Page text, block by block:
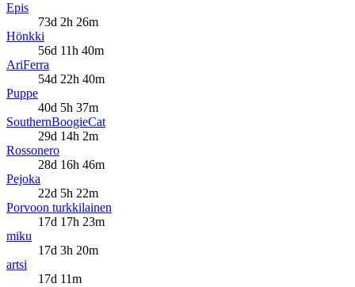
Epis
73d 2h 26m
Hönkki
56d 11h 40m
AriFerra
54d 22h 40m
Puppe
40d 5h 37m
SouthernBoogieCat
29d 14h 2m
Rossonero
28d 16h 46m
Pejoka
22d 5h 22m
Porvoon turkkilainen
17d 17h 23m
miku
17d 3h 20m
artsi
17d 11m